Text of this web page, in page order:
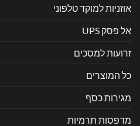
אוזניות למוקד טלפוני
אל פסק UPS
זרועות למסכים
כל המוצרים
מגירות כסף
מדפסות תרמיות